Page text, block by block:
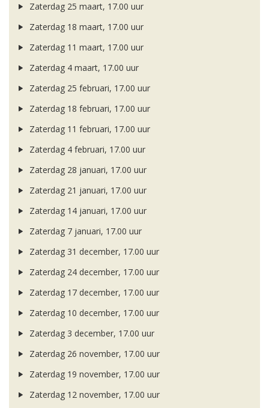
Zaterdag 25 maart, 17.00 uur
Zaterdag 18 maart, 17.00 uur
Zaterdag 11 maart, 17.00 uur
Zaterdag 4 maart, 17.00 uur
Zaterdag 25 februari, 17.00 uur
Zaterdag 18 februari, 17.00 uur
Zaterdag 11 februari, 17.00 uur
Zaterdag 4 februari, 17.00 uur
Zaterdag 28 januari, 17.00 uur
Zaterdag 21 januari, 17.00 uur
Zaterdag 14 januari, 17.00 uur
Zaterdag 7 januari, 17.00 uur
Zaterdag 31 december, 17.00 uur
Zaterdag 24 december, 17.00 uur
Zaterdag 17 december, 17.00 uur
Zaterdag 10 december, 17.00 uur
Zaterdag 3 december, 17.00 uur
Zaterdag 26 november, 17.00 uur
Zaterdag 19 november, 17.00 uur
Zaterdag 12 november, 17.00 uur